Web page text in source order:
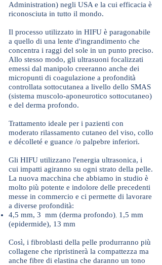
Administration) negli USA e la cui efficacia è
riconosciuta in tutto il mondo.
Il processo utilizzato in HIFU è paragonabile
a quello di una lente d'ingrandimento che
concentra i raggi del sole in un punto preciso.
Allo stesso modo, gli ultrasuoni focalizzati
emessi dal manipolo creeranno anche dei
micropunti di coagulazione a profondità
controllata sottocutanea a livello dello SMAS
(sistema muscolo-aponeurotico sottocutaneo)
e del derma profondo.
Trattamento ideale per i pazienti con
moderato rilassamento cutaneo del viso, collo
e décolleté e guance /o palpebre inferiori.
Gli HIFU utilizzano l'energia ultrasonica, i
cui impatti agiranno su ogni strato della pelle.
La nuova macchina che abbiamo in studio è
molto più potente e indolore delle precedenti
messe in commercio e ci permette di lavorare
a diverse profondità:
4,5 mm, 3 mm (derma profondo), 1,5 mm
(epidermide), 13 mm
Così, i fibroblasti della pelle produrranno più
collagene che ripristinerà la compattezza ma
anche fibre di elastina che daranno un tono